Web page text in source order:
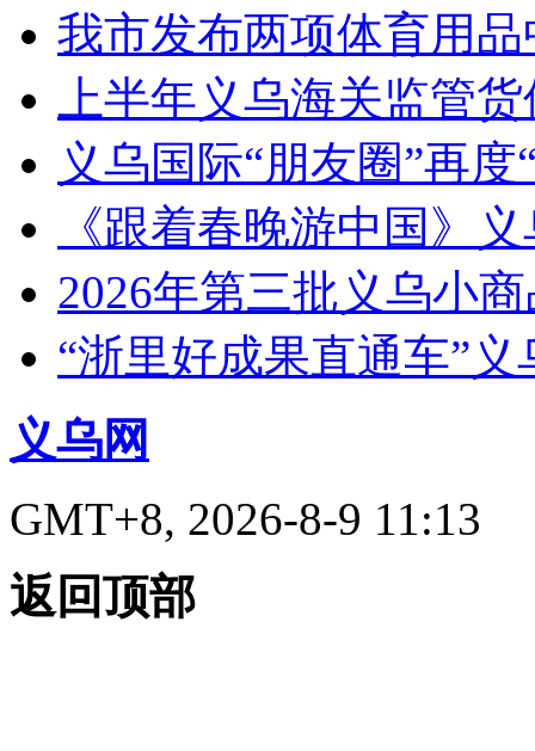
我市发布两项体育用
上半年义乌海关监管
义乌国际“朋友圈”再度
《跟着春晚游中国》
2026年第三批义乌小
“浙里好成果直通车”
义乌网
GMT+8, 2026-8-9 11:13
返回顶部